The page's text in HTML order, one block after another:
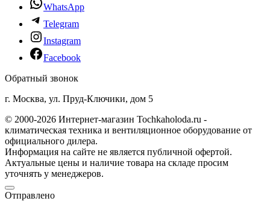
WhatsApp
Telegram
Instagram
Facebook
Обратный звонок
г. Москва, ул. Пруд-Ключики, дом 5
© 2000-2026 Интернет-магазин Tochkaholoda.ru -
климатическая техника и вентиляционное оборудование от
официального дилера.
Информация на сайте не является публичной офертой.
Актуальные цены и наличие товара на складе просим
уточнять у менеджеров.
Отправлено